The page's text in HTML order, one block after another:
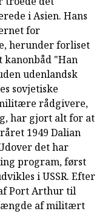
i Asien. Hans
for
herunder forliset
kanonbåd "Han
udenlandsk
sovjetiske
rådgivere,
har gjort alt for at
1949 Dalian
det har
program, først
i USSR. Efter
Port Arthur til
af militært